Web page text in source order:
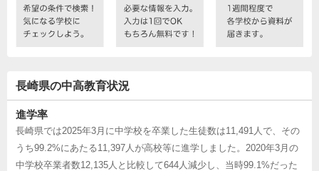
長崎県の中高教育状況
進学率
長崎県では2025年3月に中学校を卒業した生徒数は11,491人で、その
うち99.2%にあたる11,397人が高校等に進学しました。2020年3月の
中学校卒業者数12,135人と比較して644人減少し、当時99.1%だった